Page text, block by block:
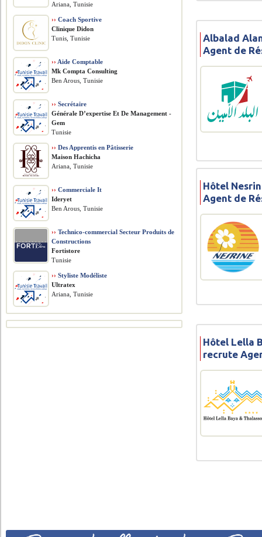
Albalad
Agent de
Hôtel
Agent de
Hôtel Lella
recrute
Ariana, Tunisie
›› Coach Sportive
Clinique Didon
Tunis, Tunisie
›› Aide Comptable
Mk Compta Consulting
Ben Arous, Tunisie
›› Secrétaire
Générale D’expertise Et De Management -
Gem
Tunisie
›› Des Apprentis en Pâtisserie
Maison Hachicha
Ariana, Tunisie
›› Commerciale It
Ideryet
Ben Arous, Tunisie
›› Technico-commercial Secteur Produits de
Constructions
Fortistore
Tunisie
›› Styliste Modéliste
Ultratex
Ariana, Tunisie